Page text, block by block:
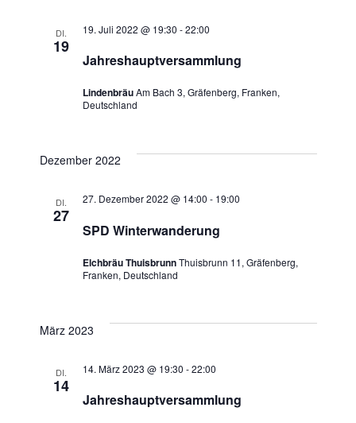
DI.
19
Jahreshauptversammlung
19. Juli 2022 @ 19:30 -22:00
LindenbräuAm Bach 3, Gräfenberg, Franken,
Deutschland
Dezember 2022
DI.
27
SPD Winterwanderung
27. Dezember 2022 @ 14:00 - 19:00
Elchbräu ThuisbrunnThuisbrunn 11, Gräfenberg,
Franken, Deutschland
März 2023
DI.
14
Jahreshauptversammlung
14. März 2023 @ 19:30 -22:00